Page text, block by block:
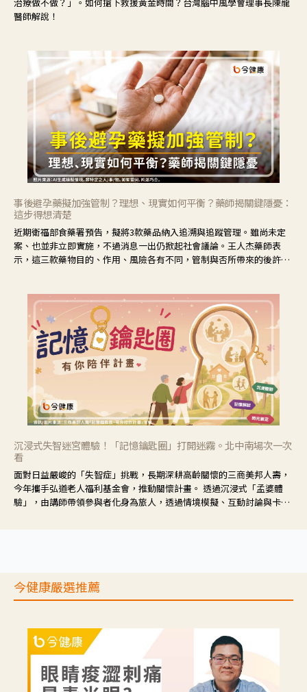
醫師解說！
事後避孕藥擬加強管制？理想、現實如何平衡？藥師揭關鍵隱憂：
這步得想清楚
近期衛福部食藥署預告，擬將3款藥品納入追溯與追蹤管理。雖尚未定
案、也並非立即實施，不過消息一出仍掀起社會議論。王人杰藥師表
示，這三款藥物目的、作用、風險各有不同，管制與否所帶來的後許影
沉浸式失智迷宮體驗！「記憶鑰匙圈」打開迷霧。北中南場次一次
看
面對日益嚴峻的「失智症」挑戰，長期深耕高齡關懷的三商美邦人壽，
今年攜手弘道老人福利基金會，推動關懷計畫。 透過沉浸式「孟婆體
驗」，由講師帶領參與者化身為旅人，透過情境模擬、互動討論與卡牌
今健康嚴選推薦